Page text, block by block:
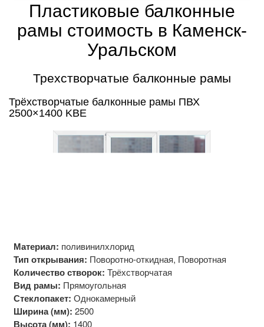
Пластиковые балконные
рамы стоимость в Каменск-
Уральском
Трехстворчатые балконные рамы
Трёхстворчатые балконные рамы ПВХ
2500×1400 KBE
Материал: поливинилхлорид
Тип открывания: Поворотно-откидная, Поворотная
Количество створок: Трёхстворчатая
Вид рамы: Прямоугольная
Стеклопакет: Однокамерный
Ширина (мм): 2500
Высота (мм): 1400